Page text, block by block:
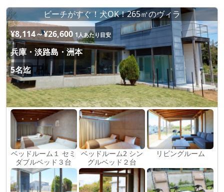
ビーチがすぐ！犬OK！265㎡のヴィラ
¥8,114～¥26,600 1人あたり目安
兵庫・淡路島・洲本
5名迄
ベッドルーム１ セミ
ダブルベッド３台
ベッドルーム2 シン
グルベッド２台
リビングルーム